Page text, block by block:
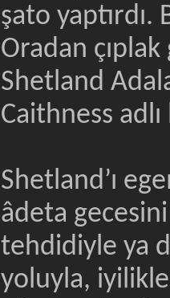
şato
Oradan çıplak
Shetland
Caithness
Shetland’ı
âdeta
tehdidiyle ya
yoluyla,